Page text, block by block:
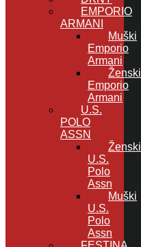
EMPORIO
ARMANI
Muški
Emporio
Armani
Ženski
Emporio
Armani
U.S.
POLO
ASSN
Ženski
U.S.
Polo
Assn
Muški
U.S.
Polo
Assn